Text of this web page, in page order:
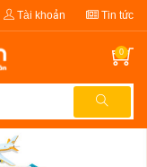
Tài khoản Tin tức
0